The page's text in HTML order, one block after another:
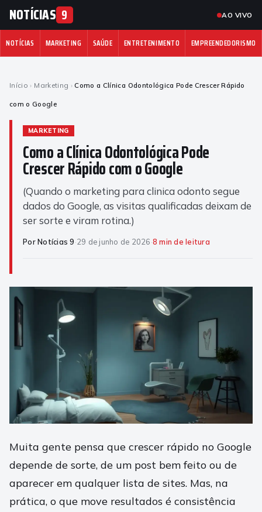
NOTÍCIAS 9 AO VIVO
NOTÍCIAS MARKETING SAÚDE ENTRETENIMENTO EMPREENDEDORISMO
Início › Marketing › Como a Clínica Odontológica Pode Crescer Rápido
com o Google
MARKETING
Como a Clínica Odontológica Pode
Crescer Rápido com o Google
(Quando o marketing para clinica odonto segue
dados do Google, as visitas qualificadas deixam de
ser sorte e viram rotina.)
Por Notícias 9·29 de junho de 2026·8 min de leitura
Muita gente pensa que crescer rápido no Google
depende de sorte, de um post bem feito ou de
aparecer em qualquer lista de sites. Mas, na
prática, o que move resultados é consistência